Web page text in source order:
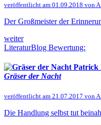
veröffentlicht am 01.09.2018 von
Der Großmeister der
weiter
LiteraturBlog Bewertung:
Patrick
Gräser der Nacht
veröffentlicht am 21.07.2017 von
Die Handlung selbst tut